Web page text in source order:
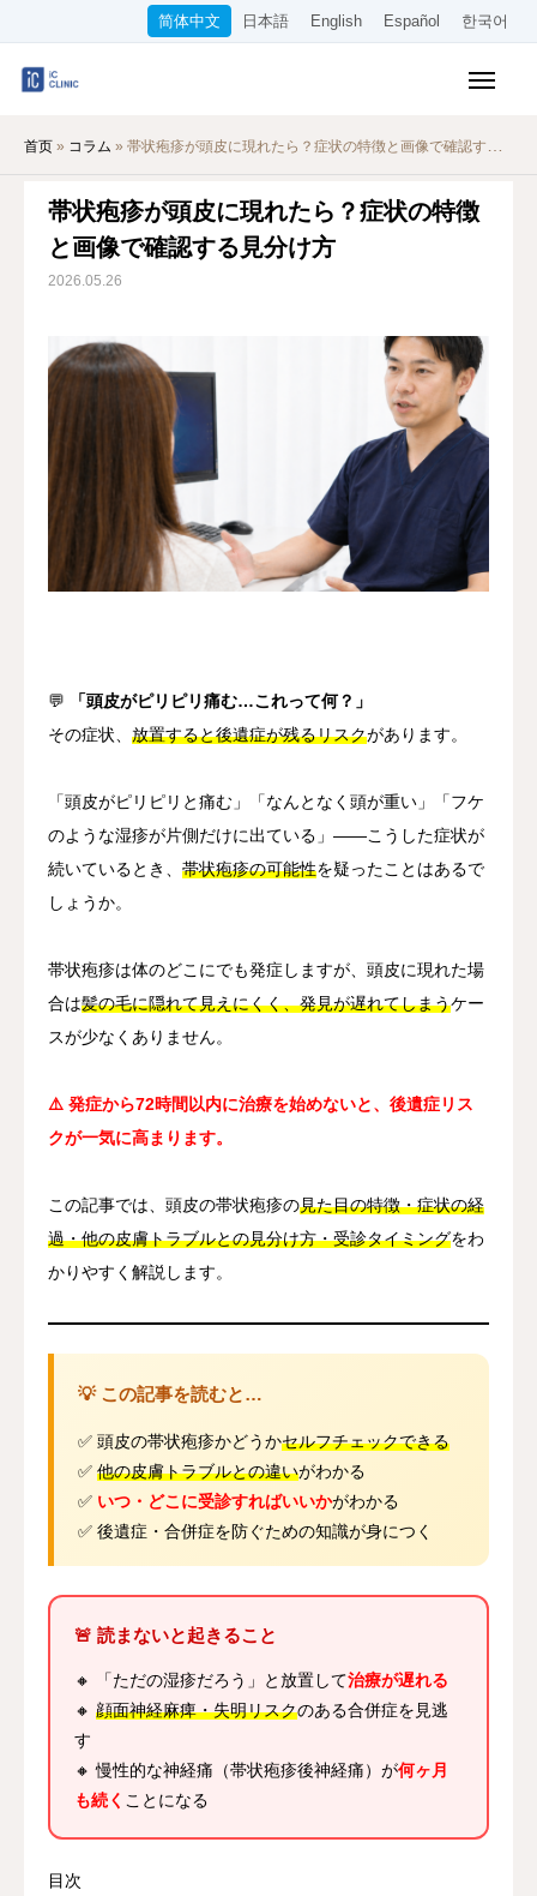
简体中文 日本語 English Español 한국어
首页 » コラム » 帯状疱疹が頭皮に現れたら？症状の特徴と画像で確認する見分け方
帯状疱疹が頭皮に現れたら？症状の特徴
と画像で確認する見分け方
2026.05.26
💬
「頭皮がピリピリ痛む…これって何？」
その症状、 放置すると後遺症が残るリスクがあります。
「頭皮がピリピリと痛む」「なんとなく頭が重い」「フケ
のような湿疹が片側だけに出ている」――こうした症状が
続いているとき、 帯状疱疹の可能性を疑ったことはあるで
しょうか。
帯状疱疹は体のどこにでも発症しますが、頭皮に現れた場
合は髪の毛に隠れて見えにくく、発見が遅れてしまうケー
スが少なくありません。
⚠️ 発症から72時間以内に治療を始めないと、後遺症リス
クが一気に高まります。
この記事では、頭皮の帯状疱疹の見た目の特徴・症状の経
過・他の皮膚トラブルとの見分け方・受診タイミングをわ
かりやすく解説します。
💡 この記事を読むと…
✅ 頭皮の帯状疱疹かどうかセルフチェックできる
✅ 他の皮膚トラブルとの違いがわかる
✅ いつ・どこに受診すればいいかがわかる
✅ 後遺症・合併症を防ぐための知識が身につく
🚨 読まないと起きること
🔸 「ただの湿疹だろう」と放置して治療が遅れる
🔸 顔面神経麻痺・失明リスクのある合併症を見逃
す
🔸 慢性的な神経痛（帯状疱疹後神経痛）が何ヶ月
も続く ことになる
目次
收费标准
在线诊疗
关于本院
交通指南
招聘信息
简体中文 日本語 English Español